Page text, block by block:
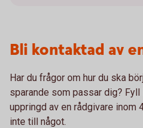
Bli kontaktad av
Har du frågor om hur du ska
sparande som passar dig?
uppringd av en rådgivare inom
inte till något.